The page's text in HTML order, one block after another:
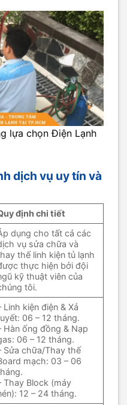
lựa chọn Điện Lạnh
dịch vụ uy tín và
định chi tiết
dụng cho tất cả các
vụ sửa chữa và
thế linh kiện tủ lạnh
thực hiện bởi đội
kỹ thuật viên của
tôi.
Linh kiện điện & Xả
06 – 12 tháng.
Hàn ống đồng & Nạp
06 – 12 tháng.
Sửa chữa/Thay thế
mạch: 03 – 06
Thay Block (máy
12 – 24 tháng.